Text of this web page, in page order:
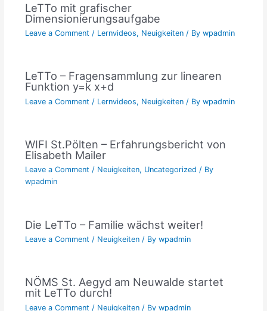
LeTTo mit grafischer
Dimensionierungsaufgabe
Leave a Comment / Lernvideos, Neuigkeiten/ By wpadmin
LeTTo – Fragensammlung zur linearen
Funktion y=k x+d
Leave a Comment / Lernvideos, Neuigkeiten/ By wpadmin
WIFI St.Pölten – Erfahrungsbericht von
Elisabeth Mailer
Leave a Comment / Neuigkeiten, Uncategorized / By
wpadmin
Die LeTTo – Familie wächst weiter!
Leave a Comment / Neuigkeiten/ By wpadmin
NÖMS St. Aegyd am Neuwalde startet
mit LeTTo durch!
Leave a Comment / Neuigkeiten/ By wpadmin